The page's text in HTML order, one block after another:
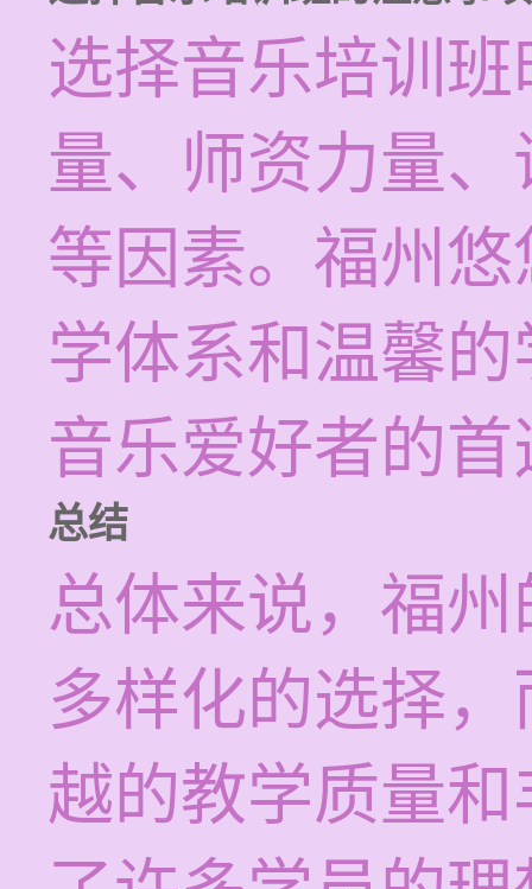
选择音乐培训
量、师资力量
等因素。福州
学体系和温馨
音乐爱好者的首
总结
总体来说，福
多样化的选择
越的教学质量